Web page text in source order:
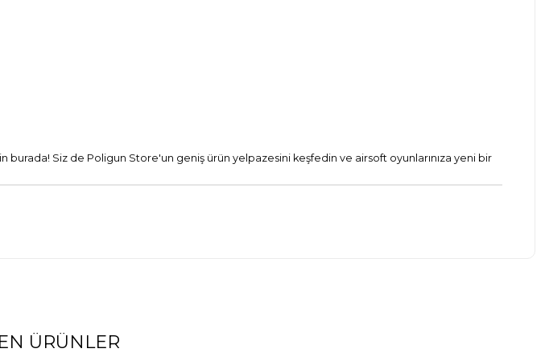
burada! Siz de Poligun Store'un geniş ürün yelpazesini keşfedin ve airsoft oyunlarınıza yeni bir
ÜRÜNLER